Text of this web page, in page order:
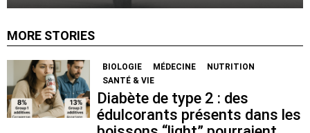
MORE STORIES
BIOLOGIE MÉDECINE
NUTRITION
SANTÉ & VIE
Diabète de type 2 : des
édulcorants présents dans les